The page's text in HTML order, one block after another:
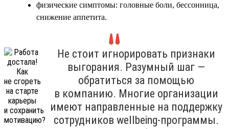
физические симптомы: головные боли, бессонница,
снижение аппетита.
Не стоит игнорировать признаки
выгорания. Разумный шаг —
обратиться за помощью
в компанию. Многие организации
имеют направленные на поддержку
сотрудников wellbeing-программы.